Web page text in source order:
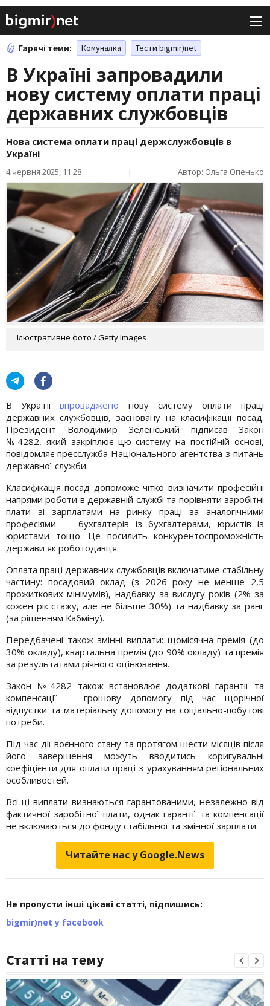
Гарячі теми: Комуналка Тести bigmir)net
В Україні запровадили
нову систему оплати праці
державних службовців
Нова система оплати праці держслужбовців в
Україні
4 червня 2025, 11:28 | Автор: Ольга Опенько
Ілюстративне фото / Getty Images
В Українівпроваджено нову систему оплати праці
державних службовців, засновану на класифікації посад.
Президент Володимир Зеленський підписав Закон
№4282, який закріплює цю систему на постійній основі,
повідомляє пресслужба Національного агентства з питань
державної служби.
Класифікація посад допоможе чітко визначити професійні
напрями роботи в державній службі та порівняти заробітні
плати зі зарплатами на ринку праці за аналогічними
професіями — бухгалтерів із бухгалтерами, юристів із
юристами тощо. Це посилить конкурентоспроможність
держави як роботодавця.
Оплата праці державних службовців включатиме стабільну
частину: посадовий оклад (з 2026 року не менше 2,5
прожиткових мінімумів), надбавку за вислугу років (2% за
кожен рік стажу, але не більше 30%) та надбавку за ранг
(за рішенням Кабміну).
Передбачені також змінні виплати: щомісячна премія (до
30% окладу), квартальна премія (до 90% окладу) та премія
за результатами річного оцінювання.
Закон №4282 також встановлює додаткові гарантії та
компенсації — грошову допомогу під час щорічної
відпустки та матеріальну допомогу на соціально-побутові
потреби.
Під час дії воєнного стану та протягом шести місяців після
його завершення можуть вводитись коригувальні
коефіцієнти для оплати праці з урахуванням регіональних
особливостей.
Всі ці виплати визнаються гарантованими, незалежно від
фактичної заробітної плати, однак гарантії та компенсації
не включаються до фонду стабільної та змінної зарплати.
Читайте нас у Google.News
Не пропусти інші цікаві статті, підпишись:
bigmir)net у facebook
Статті на тему